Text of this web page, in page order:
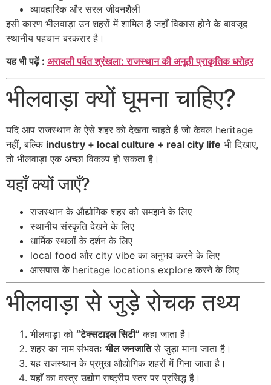
व्यावहारिक और सरल जीवनशैली
इसी कारण भीलवाड़ा उन शहरों में शामिल है जहाँ विकास होने के बावजूद
स्थानीय पहचान बरकरार है।
यह भी पढ़ें : अरावली पर्वत श्रंखला: राजस्थान की अनूठी प्राकृतिक धरोहर
भीलवाड़ा क्यों घूमना चाहिए?
यदि आप राजस्थान के ऐसे शहर को देखना चाहते हैं जो केवल heritage
नहीं, बल्कि industry + local culture + real city life भी दिखाए,
तो भीलवाड़ा एक अच्छा विकल्प हो सकता है।
यहाँ क्यों जाएँ?
राजस्थान के औद्योगिक शहर को समझने के लिए
स्थानीय संस्कृति देखने के लिए
धार्मिक स्थलों के दर्शन के लिए
local food और city vibe का अनुभव करने के लिए
आसपास के heritage locations explore करने के लिए
भीलवाड़ा से जुड़े रोचक तथ्य
भीलवाड़ा को “टेक्सटाइल सिटी” कहा जाता है।
शहर का नाम संभवतः भील जनजातिसे जुड़ा माना जाता है।
यह राजस्थान के प्रमुख औद्योगिक शहरों में गिना जाता है।
यहाँ का वस्त्र उद्योग राष्ट्रीय स्तर पर प्रसिद्ध है।